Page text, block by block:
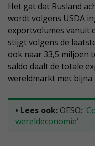
Het gat dat Rusland
wordt volgens USDA
exportvolumes vanuit
stijgt volgens de
ook naar 33,5 miljoen
saldo daalt de totale
wereldmarkt met bijna
• Lees ook: OESO:
wereldeconomie'